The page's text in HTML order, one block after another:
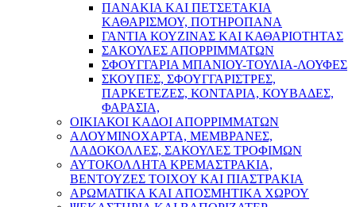
ΠΑΝΑΚΙΑ ΚΑΙ ΠΕΤΣΕΤΑΚΙΑ
ΚΑΘΑΡΙΣΜΟΥ, ΠΟΤΗΡΟΠΑΝΑ
ΓΑΝΤΙΑ ΚΟΥΖΙΝΑΣ ΚΑΙ ΚΑΘΑΡΙΟΤΗΤΑΣ
ΣΑΚΟΥΛΕΣ ΑΠΟΡΡΙΜΜΑΤΩΝ
ΣΦΟΥΓΓΑΡΙΑ ΜΠΑΝΙΟΥ-ΤΟΥΛΙΑ-ΛΟΥΦΕΣ
ΣΚΟΥΠΕΣ, ΣΦΟΥΓΓΑΡΙΣΤΡΕΣ,
ΠΑΡΚΕΤΕΖΕΣ, ΚΟΝΤΑΡΙΑ, ΚΟΥΒΑΔΕΣ,
ΦΑΡΑΣΙΑ,
ΟΙΚΙΑΚΟΙ ΚΑΔΟΙ ΑΠΟΡΡΙΜΜΑΤΩΝ
ΑΛΟΥΜΙΝΟΧΑΡΤΑ, ΜΕΜΒΡΑΝΕΣ,
ΛΑΔΟΚΟΛΛΕΣ, ΣΑΚΟΥΛΕΣ ΤΡΟΦΙΜΩΝ
ΑΥΤΟΚΟΛΛΗΤΑ ΚΡΕΜΑΣΤΡΑΚΙΑ,
ΒΕΝΤΟΥΖΕΣ ΤΟΙΧΟΥ ΚΑΙ ΠΙΑΣΤΡΑΚΙΑ
ΑΡΩΜΑΤΙΚΑ KAI ΑΠΟΣΜΗΤΙΚΑ ΧΩΡΟΥ